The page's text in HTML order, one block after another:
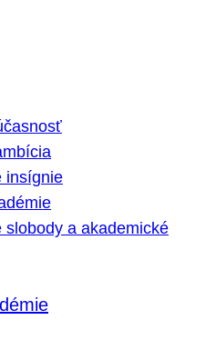
insígnie
slobody a akademické